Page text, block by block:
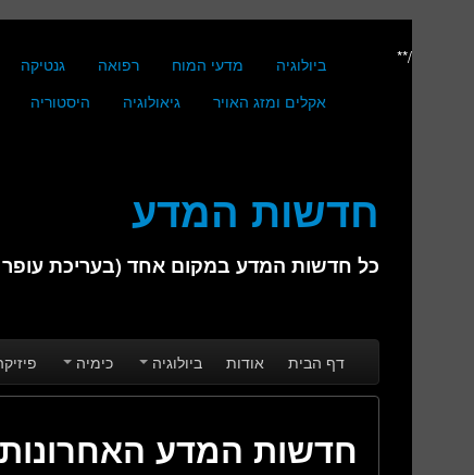
ביולוגיה מדעי המוח רפואה גנטיקה
אקלים ומזג האויר
גיאולוגיה היסטוריה
חדשות המדע
כל חדשות המדע במקום אחד (בעריכת עופר
Main menu
דף הבית אודות ביולוגיה כימיה
חדשות המדע האחרונות
/**